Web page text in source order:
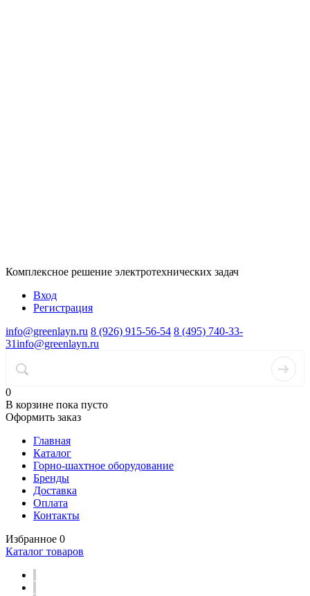
Комплексное решение электротехнических задач
Вход
Регистрация
info@greenlayn.ru 8 (926) 915-56-54 8 (495) 740-33-
31info@greenlayn.ru
0
В корзине пока пусто
Оформить заказ
Главная
Каталог
Горно-шахтное оборудование
Бренды
Доставка
Оплата
Контакты
Избранное 0
Каталог товаров